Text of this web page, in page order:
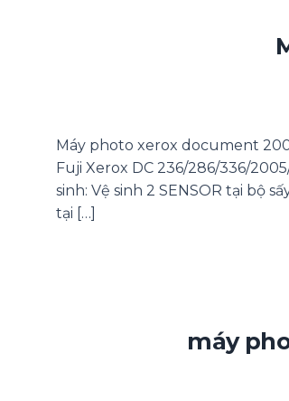
Máy photo xerox document
Fuji Xerox DC 236/286/336/
sinh: Vệ sinh 2 SENSOR tại bộ
tại […]
máy